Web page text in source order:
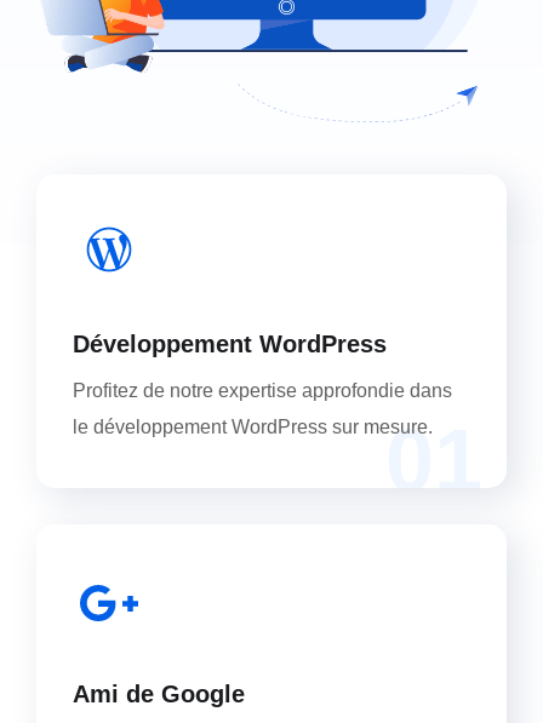
01
Développement WordPress
Profitez de notre expertise approfondie dans
le développement WordPress sur mesure.
Ami de Google